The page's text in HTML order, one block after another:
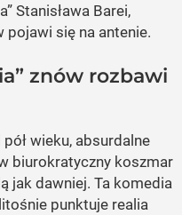
Stanisława Barei,
pojawi się na antenie.
znów rozbawi
wieku, absurdalne
biurokratyczny koszmar
jak dawniej. Ta komedia
punktuje realia